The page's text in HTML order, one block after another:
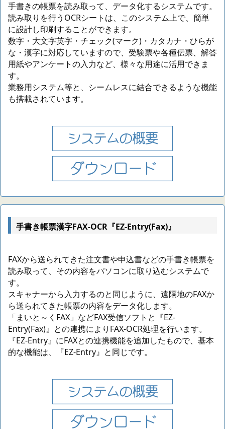
手書きの帳票を読み取って、データ化するシステムです。
読み取りを行うOCRシートは、このシステム上で、簡単
に設計し印刷することができます。
数字・大文字英字・チェック(マーク)・カタカナ・ひらが
な・漢字に対応していますので、受験票や各種伝票、解答
用紙やアンケートの入力など、様々な用途に活用できま
す。
業務用システム等と、シームレスに結合できるような機能
も搭載されています。
手書き帳票漢字FAX-OCR『EZ-Entry(Fax)』
FAXから送られてきた注文書や申込書などの手書き帳票を
読み取って、その内容をパソコンに取り込むシステムで
す。
スキャナーから入力するのと同じように、遠隔地のFAXか
ら送られてきた帳票の内容をデータ化します。
「まいと～くFAX」などFAX受信ソフトと『EZ-
Entry(Fax)』との連携によりFAX-OCR処理を行います。
『EZ-Entry』にFAXとの連携機能を追加したもので、基本
的な機能は、『EZ-Entry』と同じです。